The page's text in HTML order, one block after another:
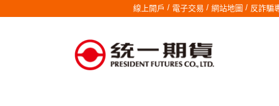
線上開戶 / 電子交易 / 網站地圖 / 反詐騙